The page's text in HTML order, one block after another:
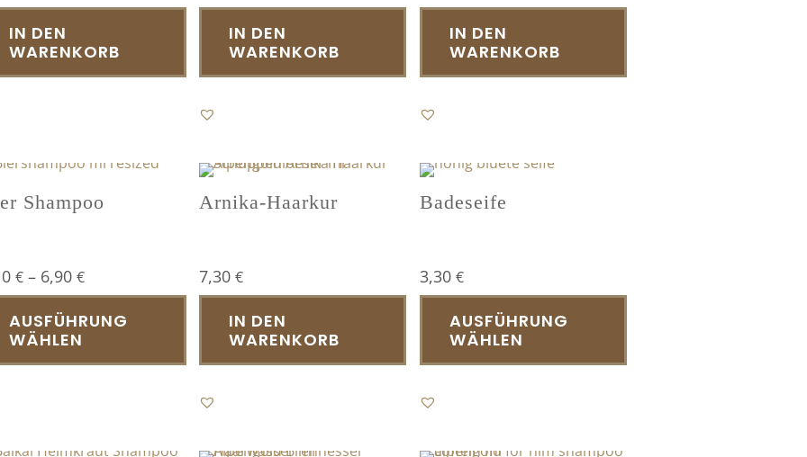
IN DEN
WARENKORB
IN DEN
WARENKORB
IN DEN
WARENKORB
Shampoo
€– 6,90 €
AUSFÜHRUNG
WÄHLEN
Produkt
Varianten
Die
Arnika-Haarkur
7,30€
IN DEN
WARENKORB
Badeseife
3,30 €
AUSFÜHRUNG
WÄHLEN